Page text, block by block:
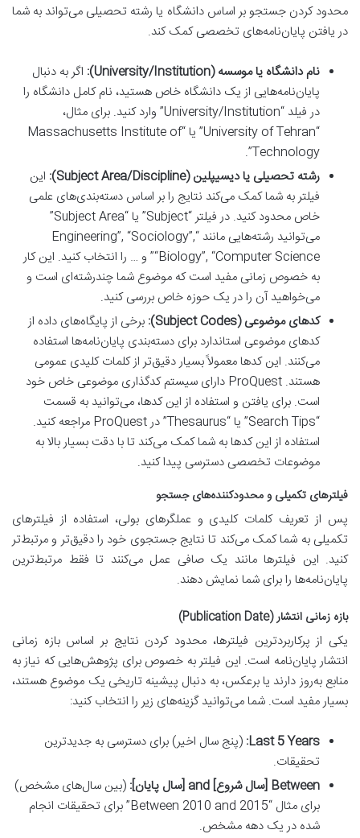
محدود کردن جستجو بر اساس دانشگاه یا رشته تحصیلی می‌تواند به شما
در یافتن پایان‌نامه‌های تخصصی کمک کند.
نام دانشگاه یا موسسه (University/Institution):
اگر به دنبال
پایان‌نامه‌هایی از یک دانشگاه خاص هستید، نام کامل دانشگاه را
در فیلد “University/Institution” وارد کنید. برای مثال،
“University of Tehran” یا “Massachusetts Institute of
Technology”.
رشته تحصیلی یا دیسیپلین (Subject Area/Discipline):
این
فیلتر به شما کمک می‌کند نتایج را بر اساس دسته‌بندی‌های علمی
خاص محدود کنید. در فیلتر “Subject” یا “Subject Area”
می‌توانید رشته‌هایی مانند “Engineering”, “Sociology”,
“Biology”, “Computer Science” و … را انتخاب کنید. این کار
به خصوص زمانی مفید است که موضوع شما چندرشته‌ای است و
می‌خواهید آن را در یک حوزه خاص بررسی کنید.
کدهای موضوعی (Subject Codes):
برخی از پایگاه‌های داده از
کدهای موضوعی استاندارد برای دسته‌بندی پایان‌نامه‌ها استفاده
می‌کنند. این کدها معمولاً بسیار دقیق‌تر از کلمات کلیدی عمومی
هستند. ProQuest دارای سیستم کدگذاری موضوعی خاص خود
است. برای یافتن و استفاده از این کدها، می‌توانید به قسمت
“Search Tips” یا “Thesaurus” در ProQuest مراجعه کنید.
استفاده از این کدها به شما کمک می‌کند تا با دقت بسیار بالا به
موضوعات تخصصی دسترسی پیدا کنید.
فیلترهای تکمیلی و محدودکننده‌های جستجو
پس از تعریف کلمات کلیدی و عملگرهای بولی، استفاده از فیلترهای
تکمیلی به شما کمک می‌کند تا نتایج جستجوی خود را دقیق‌تر و مرتبط‌تر
کنید. این فیلترها مانند یک صافی عمل می‌کنند تا فقط مرتبط‌ترین
پایان‌نامه‌ها را برای شما نمایش دهند.
بازه زمانی انتشار (Publication Date)
یکی از پرکاربردترین فیلترها، محدود کردن نتایج بر اساس بازه زمانی
انتشار پایان‌نامه است. این فیلتر به خصوص برای پژوهش‌هایی که نیاز به
منابع به‌روز دارند یا برعکس، به دنبال پیشینه تاریخی یک موضوع هستند،
بسیار مفید است. شما می‌توانید گزینه‌های زیر را انتخاب کنید:
Last 5 Years: (پنج سال اخیر) برای دسترسی به جدیدترین
تحقیقات.
Between [سال شروع] and [سال پایان]:
(بین سال‌های مشخص)
برای مثال “Between 2010 and 2015” برای تحقیقات انجام
شده در یک دهه مشخص.